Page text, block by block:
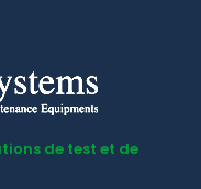
de test et de